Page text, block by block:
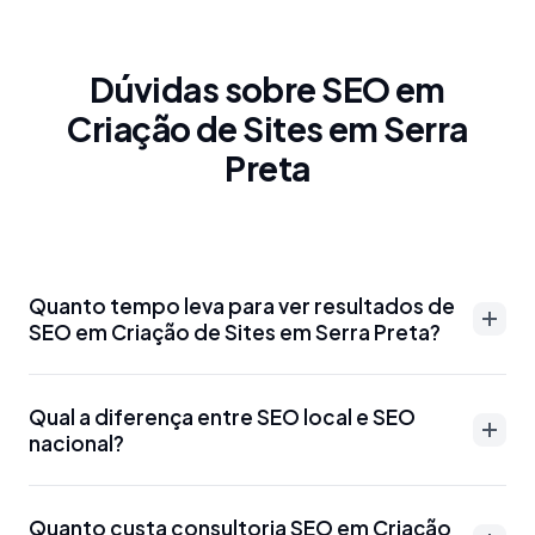
Dúvidas sobre SEO em
Criação de Sites em Serra
Preta
Quanto tempo leva para ver resultados de
SEO em Criação de Sites em Serra Preta?
Preta podem aparecer entre 3-6 meses para
palavras-chave menos competitivas. Para termos
mais disputados como 'advogado Criação de Sites
em Serra Preta' ou 'dentista Criação de Sites em
Qual a diferença entre SEO local e SEO
nacional?
Quanto custa consultoria SEO em Criação